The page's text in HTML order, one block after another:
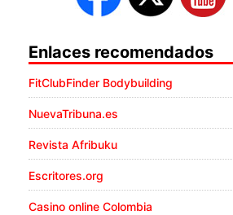
Enlaces recomendados
FitClubFinder Bodybuilding
NuevaTribuna.es
Revista Afribuku
Escritores.org
Casino online Colombia